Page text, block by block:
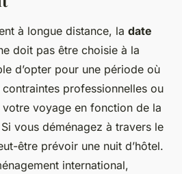
à longue distance, la date
doit pas être choisie à la
d’opter pour une période où
professionnelles ou
voyage en fonction de la
vous déménagez à travers le
être prévoir une nuit d’hôtel.
international,